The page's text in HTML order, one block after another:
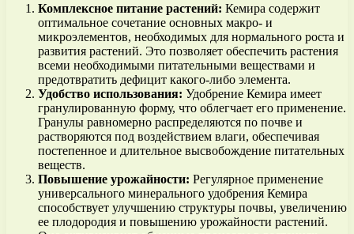
Комплексное питание растений: Кемира содержит
оптимальное сочетание основных макро- и
микроэлементов, необходимых для нормального роста и
развития растений. Это позволяет обеспечить растения
всеми необходимыми питательными веществами и
предотвратить дефицит какого-либо элемента.
Удобство использования: Удобрение Кемира имеет
гранулированную форму, что облегчает его применение.
Гранулы равномерно распределяются по почве и
растворяются под воздействием влаги, обеспечивая
постепенное и длительное высвобождение питательных
веществ.
Повышение урожайности: Регулярное применение
универсального минерального удобрения Кемира
способствует улучшению структуры почвы, увеличению
ее плодородия и повышению урожайности растений.